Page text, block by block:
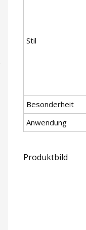
Stil
Besonderheit
Anwendung
Produktbild